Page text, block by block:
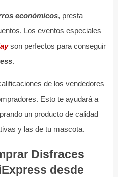
económicos, presta
Los eventos especiales
son perfectos para conseguir
.
de los vendedores
Esto te ayudará a
un producto de calidad
y las de tu mascota.
Disfraces
desde